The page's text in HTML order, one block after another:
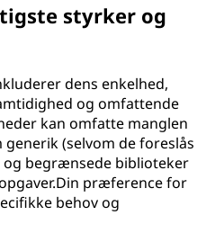
styrker og
dens enkelhed,
og omfattende
kan omfatte manglen
(selvom de foreslås
begrænsede biblioteker
præference for
behov og